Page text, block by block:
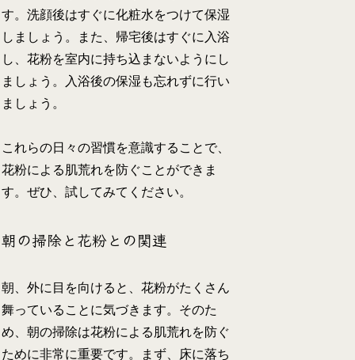
す。洗顔後はすぐに化粧水をつけて保湿
しましょう。また、帰宅後はすぐに入浴
し、花粉を室内に持ち込まないようにし
ましょう。入浴後の保湿も忘れずに行い
ましょう。
これらの日々の習慣を意識することで、
花粉による肌荒れを防ぐことができま
す。ぜひ、試してみてください。
朝の掃除と花粉との関連
朝、外に目を向けると、花粉がたくさん
舞っていることに気づきます。そのた
め、朝の掃除は花粉による肌荒れを防ぐ
ために非常に重要です。まず、床に落ち